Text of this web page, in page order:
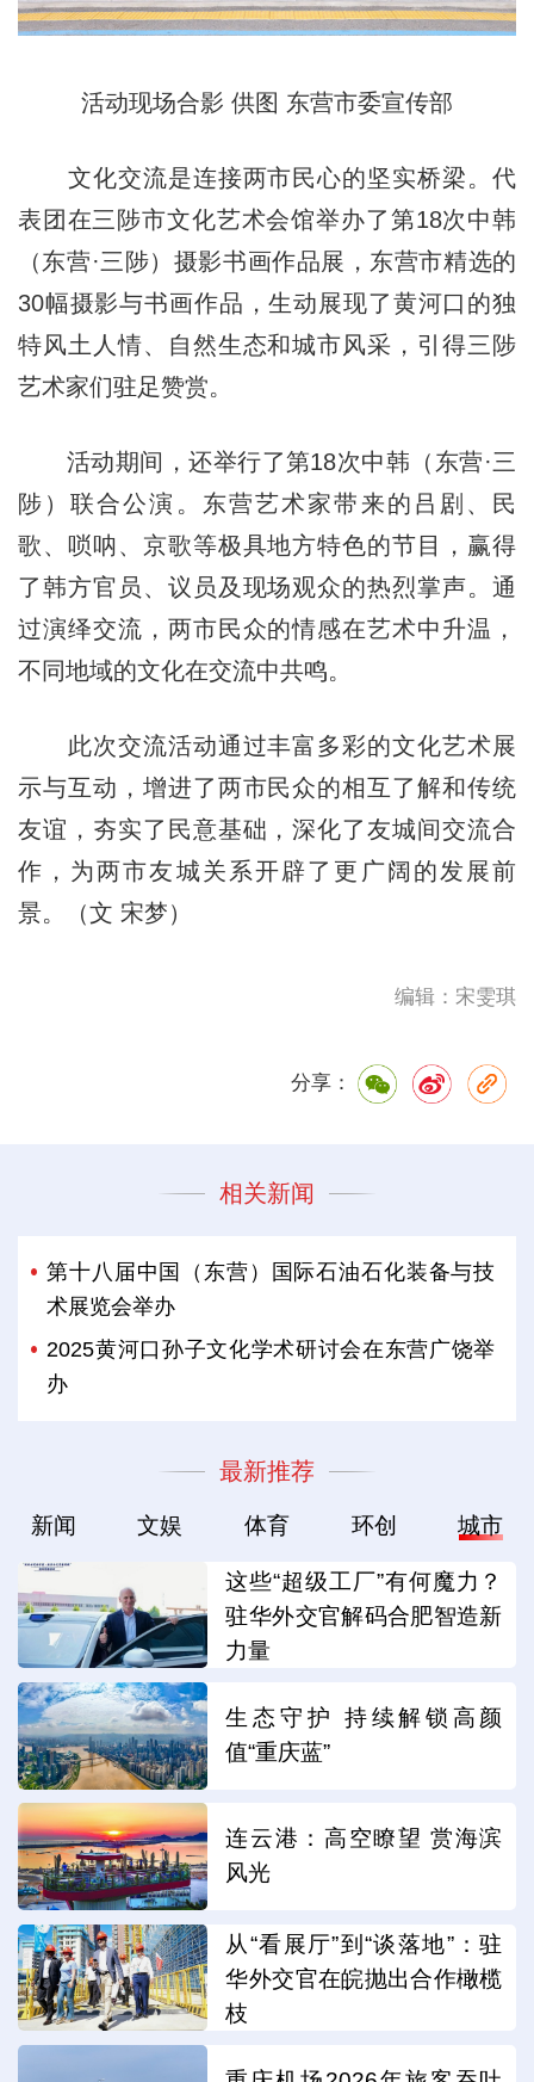
活动现场合影 供图 东营市委宣传部
文化交流是连接两市民心的坚实桥梁。代
表团在三陟市文化艺术会馆举办了第18次中韩
（东营·三陟）摄影书画作品展，东营市精选的
30幅摄影与书画作品，生动展现了黄河口的独
特风土人情、自然生态和城市风采，引得三陟
艺术家们驻足赞赏。
活动期间，还举行了第18次中韩（东营·三
陟）联合公演。东营艺术家带来的吕剧、民
歌、唢呐、京歌等极具地方特色的节目，赢得
了韩方官员、议员及现场观众的热烈掌声。通
过演绎交流，两市民众的情感在艺术中升温，
不同地域的文化在交流中共鸣。
此次交流活动通过丰富多彩的文化艺术展
示与互动，增进了两市民众的相互了解和传统
友谊，夯实了民意基础，深化了友城间交流合
作，为两市友城关系开辟了更广阔的发展前
景。（文 宋梦）
编辑：宋雯琪
分享：
相关新闻
第十八届中国（东营）国际石油石化装备与技
术展览会举办
2025黄河口孙子文化学术研讨会在东营广饶举
办
最新推荐
新闻 文娱 体育 环创 城市
这些“超级工厂”有何魔力？
驻华外交官解码合肥智造新
力量
生态守护 持续解锁高颜
值“重庆蓝”
连云港：高空瞭望 赏海滨
风光
从“看展厅”到“谈落地”：驻
华外交官在皖抛出合作橄榄
枝